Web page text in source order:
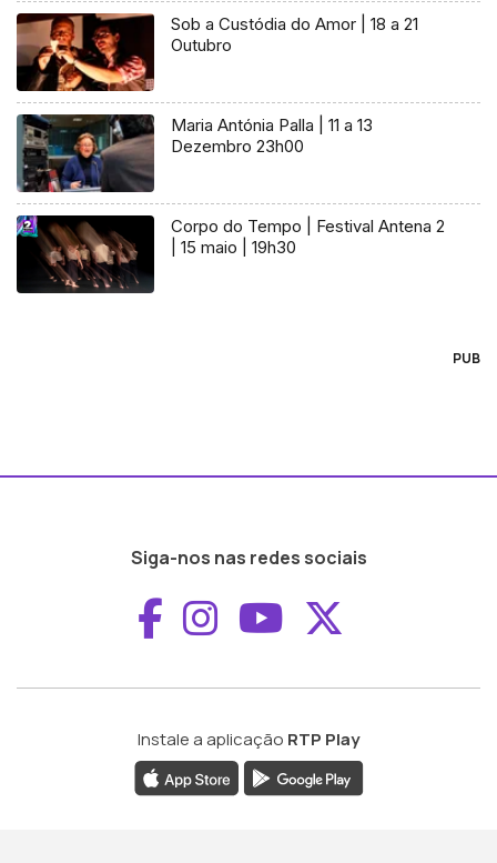
Sob a Custódia do Amor | 18 a 21
Outubro
Maria Antónia Palla | 11 a 13
Dezembro 23h00
Corpo do Tempo | Festival Antena 2
| 15 maio | 19h30
PUB
Siga-nos nas redes sociais
Aceder ao
Aceder ao
Aceder ao
Instale a aplicação RTP Play